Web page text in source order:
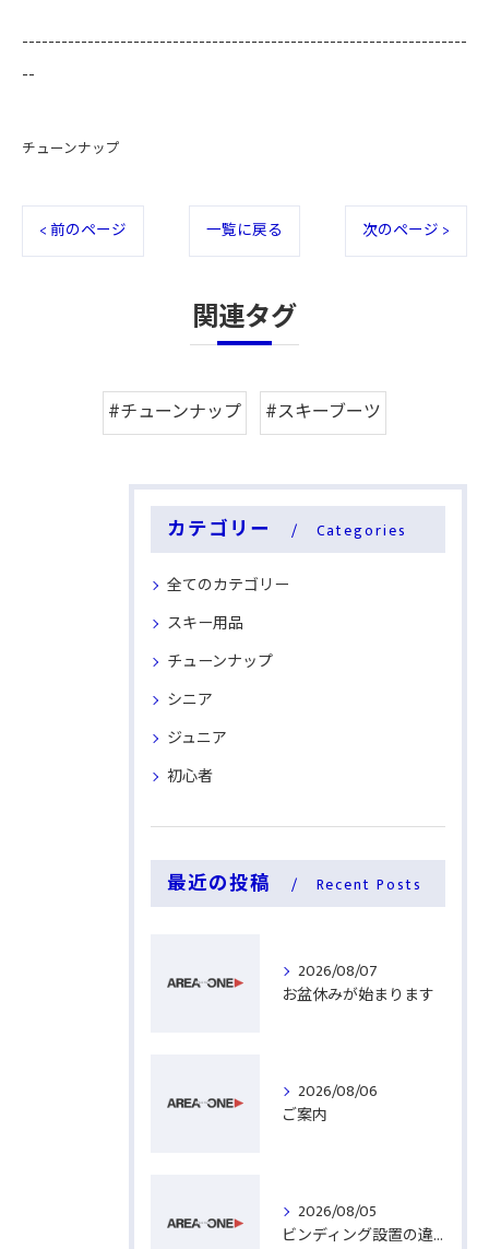
--------------------------------------------------------------------
--
チューンナップ
< 前のページ 一覧に戻る 次のページ >
関連タグ
#チューンナップ #スキーブーツ
カテゴリー Categories
全てのカテゴリー
スキー用品
チューンナップ
シニア
ジュニア
初心者
最近の投稿 Recent Posts
2026/08/07
お盆休みが始まります
2026/08/06
ご案内
2026/08/05
ビンディング設置の違い